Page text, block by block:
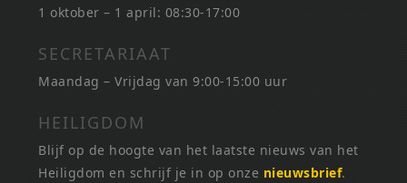
1 oktober – 1 april: 08:30-17:00
SECRETARIAAT
Maandag – Vrijdag van 9:00-15:00 uur
HEILIGDOM
Blijf op de hoogte van het laatste nieuws van het
Heiligdom en schrijf je in op onze nieuwsbrief.